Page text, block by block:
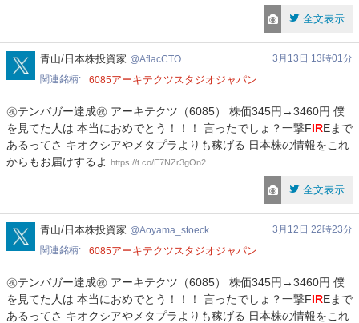
全文表示
AflacCTO
青山/日本株投資家 AflacCTO
3月13日 13時01分
関連銘柄
6085アーキテクツスタジオジャパン
㊗テンバガー達成㊗ アーキテクツ（6085） 株価345円→3460円 僕
を見てた人は 本当におめでとう！！！ 言ったでしょ？一撃FIREまで
あるってさ キオクシアやメタプラよりも稼げる 日本株の情報をこれ
からもお届けするよ https://t.co/E7NZr3gOn2
全文表示
Aoyama_stoeck
青山/日本株投資家 Aoyama_stoeck
3月12日 22時23分
関連銘柄
6085アーキテクツスタジオジャパン
㊗テンバガー達成㊗ アーキテクツ（6085） 株価345円→3460円 僕
を見てた人は 本当におめでとう！！！ 言ったでしょ？一撃FIREまで
あるってさ キオクシアやメタプラよりも稼げる 日本株の情報をこれ